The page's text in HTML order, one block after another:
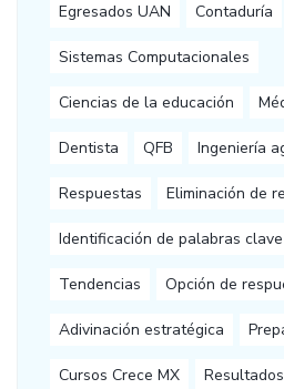
Egresados UAN Contaduría
Sistemas Computacionales
Ciencias de la educación
Dentista QFB Ingeniería
Respuestas Eliminación de
Identificación de palabras clave
Tendencias Opción de
Adivinación estratégica
Cursos Crece MX